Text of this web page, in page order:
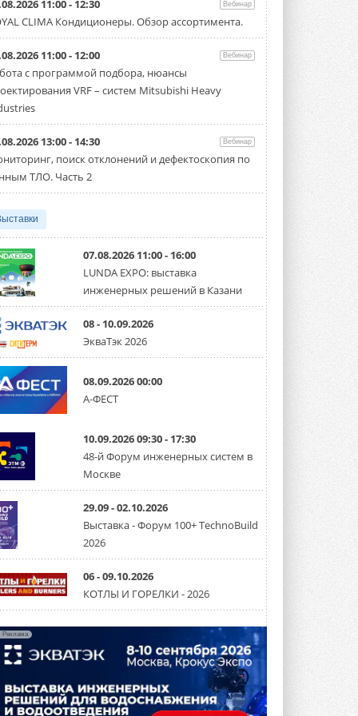
флагманский чиллер AquaEdge
19XR
Чиллер получил новую версию,
работающую на хладагенте R1234ze ...
31 ИЮЛЯ 2026
Mitsubishi расширяет
компанию MEHITS US Inc. ...
31 ИЮЛЯ 2026
свой специальный перечень Covered ...
31 ИЮЛЯ 2026
Уже через месяц в России
можно будет устанавливать
солнечные панели в МКД
С 1 сентября снимается запрет на
микрогенерацию в многоквартирных ...
30 ИЮЛЯ 2026
Канальные вентиляторы с ЕС-
двигателями Sysimple TRS EC
Poti
30 ИЮЛЯ 2026
Краска для окон: как выбрать
состав, который не
растрескается после первой
зимы
Частые вопросы о краске для окон ...
30 ИЮЛЯ 2026
СИЭНПИ РУС представила
новую серию консольных
насосов NM
помогает снизить энергопотребление ...
30 ИЮЛЯ 2026
Группа «Теплолюкс» открыла
новую производственную
площадку
Открытие нового завода состоялось
сегодня в Мытищах ...
11:00 - 12:30 Вебинар
CLIMA Кондиционеры. Обзор ассортимента.
11:00 - 12:00 Вебинар
с программой подбора, нюансы
VRF – систем Mitsubishi Heavy
13:00 - 14:30 Вебинар
поиск отклонений и дефектоскопия по
ТЛО. Часть 2
07.08.2026 11:00 - 16:00
LUNDA EXPO: выставка
инженерных решений в Казани
08 - 10.09.2026
ЭкваТэк 2026
08.09.2026 00:00
А-ФЕСТ
10.09.2026 09:30 - 17:30
48-й Форум инженерных систем в
Москве
29.09 - 02.10.2026
Выставка - Форум 100+ TechnoBuild
2026
06 - 09.10.2026
КОТЛЫ И ГОРЕЛКИ - 2026
Реклама